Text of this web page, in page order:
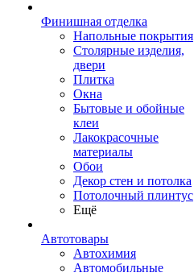
Финишная отделка
Напольные покрытия
Столярные изделия,
двери
Плитка
Окна
Бытовые и обойные
клеи
Лакокрасочные
материалы
Обои
Декор стен и потолка
Потолочный плинтус
Ещё
Автотовары
Автохимия
Автомобильные